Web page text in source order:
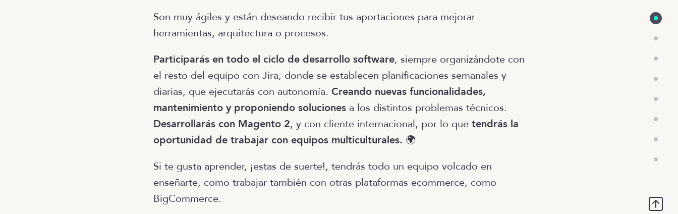
Son muy ágiles y están deseando recibir tus aportaciones para mejorar
herramientas, arquitectura o procesos.
Participarás en todo el ciclo de desarrollo software, siempre organizándote con
el resto del equipo con Jira, donde se establecen planificaciones semanales y
diarias, que ejecutarás con autonomía. Creando nuevas funcionalidades,
mantenimiento y proponiendo soluciones a los distintos problemas técnicos.
Desarrollarás con Magento 2, y con cliente internacional, por lo que tendrás la
oportunidad de trabajar con equipos multiculturales. 🌍
Si te gusta aprender, ¡estas de suerte!, tendrás todo un equipo volcado en
enseñarte, como trabajar también con otras plataformas ecommerce, como
BigCommerce.